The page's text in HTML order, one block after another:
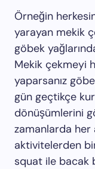
Örneğin
yarayan mekik
göbek
Mekik çekmeyi
yaparsanız
gün geçtikçe
dönüşümlerini
zamanlarda
aktivitelerden
squat ile bacak